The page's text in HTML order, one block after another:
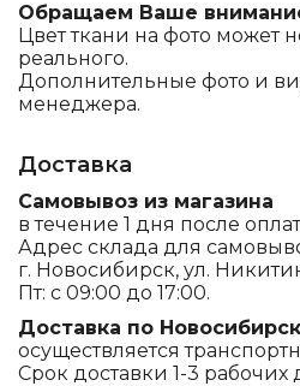
Обращаем Ваше
Цвет ткани на фото может
реального.
Дополнительные фото и
менеджера.
Доставка
Самовывоз из магазина
в течение 1 дня после
Адрес склада для
г. Новосибирск, ул.
Пт: с 09:00 до 17:00.
Доставка по
осуществляется
Срок доставки 1-3 рабочих